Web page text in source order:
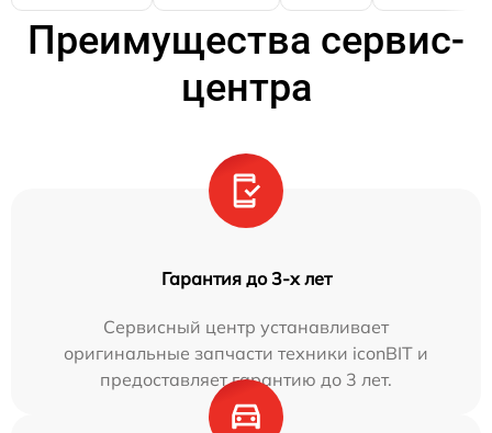
Преимущества сервис-
центра
Гарантия до 3-х лет
Сервисный центр устанавливает
оригинальные запчасти техники iconBIT и
предоставляет гарантию до 3 лет.